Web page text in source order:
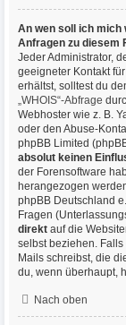
An wen soll ich
Anfragen zu diesem
Jeder Administrator,
geeigneter Kontakt
erhältst, solltest du
„WHOIS“-Abfrage
Webhoster wie z. B.
oder den Abuse-
phpBB Limited
absolut keinen
der Forensoftware
herangezogen
phpBB Deutschland
Fragen
direkt auf die
selbst beziehen.
Mails schreibst, die
du, wenn überhaupt,
Nach oben